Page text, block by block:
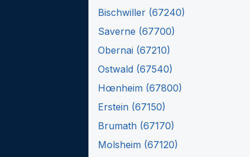
Bischwiller (67240)
Saverne (67700)
Obernai (67210)
Ostwald (67540)
Hœnheim (67800)
Erstein (67150)
Brumath (67170)
Molsheim (67120)